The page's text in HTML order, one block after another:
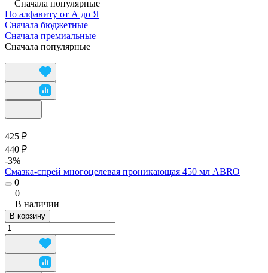
Сначала популярные
По алфавиту от А до Я
Сначала бюджетные
Сначала премиальные
Сначала популярные
425 ₽
440 ₽
-3%
Смазка-спрей многоцелевая проникающая 450 мл ABRO
0
0
В наличии
В корзину